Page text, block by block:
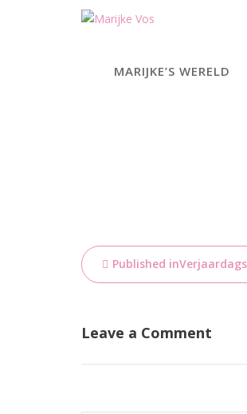
MARIJKE’S WERELD
Bericht
navigatie
Published in
Leave a Comment